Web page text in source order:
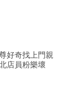
好奇找上門親
店員粉樂壞